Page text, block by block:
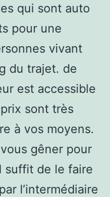
qui sont auto
pour une
vivant
du trajet. de
est accessible
sont très
à vos moyens.
gêner pour
suffit de le faire
l’intermédiaire